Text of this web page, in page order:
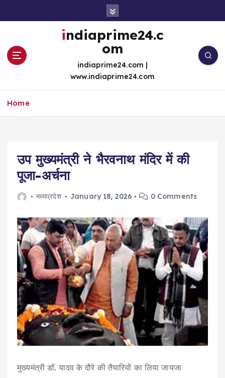
indiaprime24.c
om
indiaprime24.com |
www.indiaprime24.com
Home
उप मुख्यमंत्री ने भैरवनाथ मंदिर में की
पूजा-अर्चना
मध्यप्रदेश January 18, 2026 0 Comments
मुख्यमंत्री डॉ. यादव के दौरे की तैयारियों का लिया जायजा